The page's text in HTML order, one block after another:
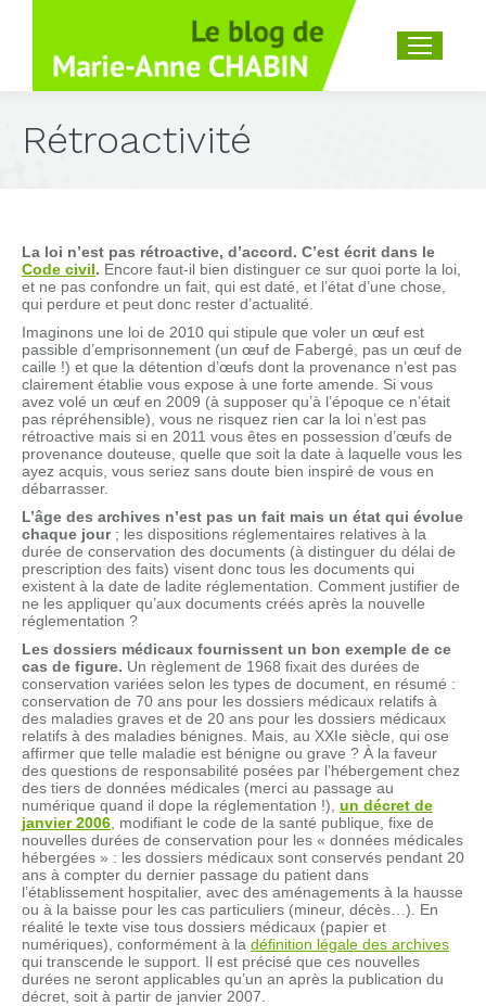
Recherche
Rétroactivité
La loi n’est pas rétroactive, d’accord. C’est écrit dans le
Code civil. Encore faut-il bien distinguer ce sur quoi porte la loi,
et ne pas confondre un fait, qui est daté, et l’état d’une chose,
qui perdure et peut donc rester d’actualité.
Imaginons une loi de 2010 qui stipule que voler un œuf est
passible d’emprisonnement (un œuf de Fabergé, pas un œuf de
caille !) et que la détention d’œufs dont la provenance n’est pas
clairement établie vous expose à une forte amende. Si vous
avez volé un œuf en 2009 (à supposer qu’à l’époque ce n’était
pas répréhensible), vous ne risquez rien car la loi n’est pas
rétroactive mais si en 2011 vous êtes en possession d’œufs de
provenance douteuse, quelle que soit la date à laquelle vous les
ayez acquis, vous seriez sans doute bien inspiré de vous en
débarrasser.
L’âge des archives n’est pas un fait mais un état qui évolue
chaque jour; les dispositions réglementaires relatives à la
durée de conservation des documents (à distinguer du délai de
prescription des faits) visent donc tous les documents qui
existent à la date de ladite réglementation. Comment justifier de
ne les appliquer qu’aux documents créés après la nouvelle
réglementation ?
Les dossiers médicaux fournissent un bon exemple de ce
cas de figure. Un règlement de 1968 fixait des durées de
conservation variées selon les types de document, en résumé :
conservation de 70 ans pour les dossiers médicaux relatifs à
des maladies graves et de 20 ans pour les dossiers médicaux
relatifs à des maladies bénignes. Mais, au XXIe siècle, qui ose
affirmer que telle maladie est bénigne ou grave ? À la faveur
des questions de responsabilité posées par l’hébergement chez
des tiers de données médicales (merci au passage au
numérique quand il dope la réglementation !), un décret de
janvier 2006 , modifiant le code de la santé publique, fixe de
nouvelles durées de conservation pour les « données médicales
hébergées » : les dossiers médicaux sont conservés pendant 20
ans à compter du dernier passage du patient dans
l’établissement hospitalier, avec des aménagements à la hausse
ou à la baisse pour les cas particuliers (mineur, décès…). En
réalité le texte vise tous dossiers médicaux (papier et
numériques), conformément à la définition légale des archives
qui transcende le support. Il est précisé que ces nouvelles
durées ne seront applicables qu’un an après la publication du
décret, soit à partir de janvier 2007.